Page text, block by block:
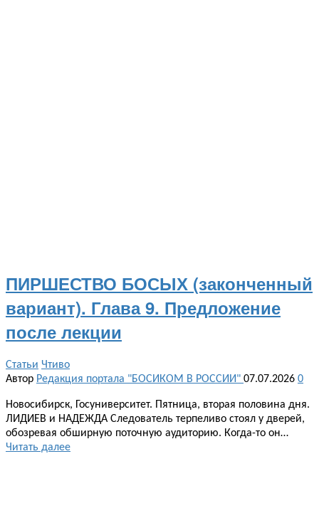
ПИРШЕСТВО БОСЫХ (законченный
вариант). Глава 9. Предложение
после лекции
Статьи Чтиво
Автор Редакция портала "БОСИКОМ В РОССИИ" 07.07.2026 0
Новосибирск, Госуниверситет. Пятница, вторая половина дня.
ЛИДИЕВ и НАДЕЖДА Следователь терпеливо стоял у дверей,
обозревая обширную поточную аудиторию. Когда-то он…
Читать далее